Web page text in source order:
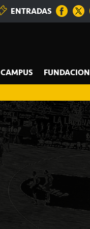
ENTRADAS
CAMPUS FUNDACION